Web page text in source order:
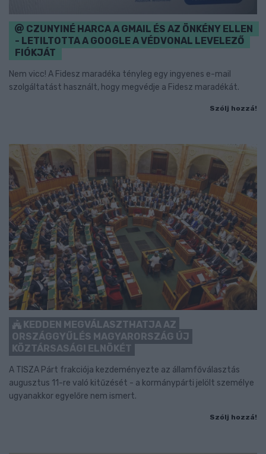
CZUNYINÉ HARCA A GMAIL ÉS AZ ÖNKÉNY ELLEN
- LETILTOTTA A GOOGLE A VÉDVONAL LEVELEZŐ
FIÓKJÁT
Nem vicc! A Fidesz maradéka tényleg egy ingyenes e-mail
szolgáltatást használt, hogy megvédje a Fidesz maradékát.
Szólj hozzá!
KEDDEN MEGVÁLASZTHATJA AZ
ORSZÁGGYŰLÉS MAGYARORSZÁG ÚJ
KÖZTÁRSASÁGI ELNÖKÉT
A TISZA Párt frakciója kezdeményezte az államfőválasztás
augusztus 11-re való kitűzését - a kormánypárti jelölt személye
ugyanakkor egyelőre nem ismert.
Szólj hozzá!